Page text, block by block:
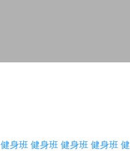
健身班 健身班 健身班 健身班 健